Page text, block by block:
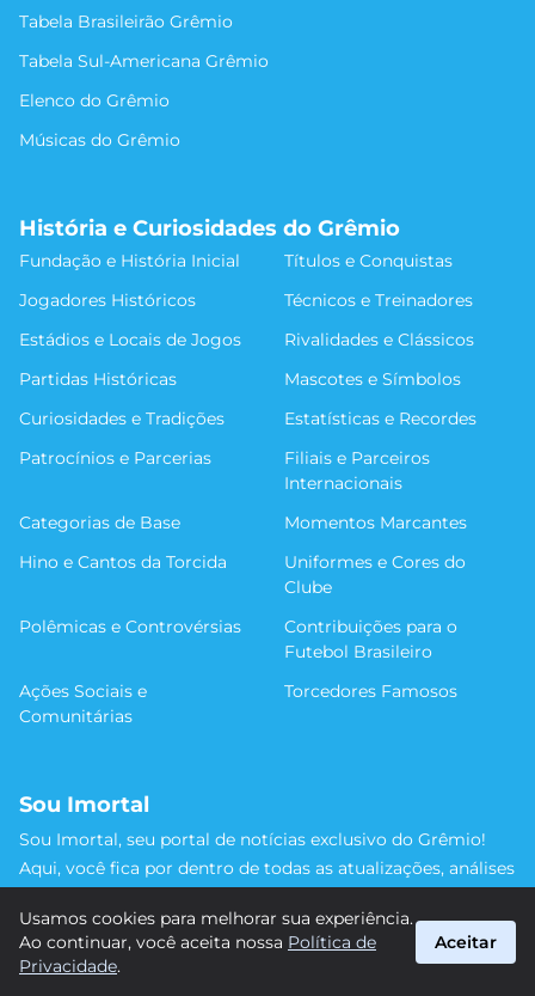
Tabela Brasileirão Grêmio
Tabela Sul-Americana Grêmio
Elenco do Grêmio
Músicas do Grêmio
História e Curiosidades do Grêmio
Fundação e História Inicial
Títulos e Conquistas
Jogadores Históricos
Técnicos e Treinadores
Estádios e Locais de Jogos
Rivalidades e Clássicos
Partidas Históricas
Mascotes e Símbolos
Curiosidades e Tradições
Estatísticas e Recordes
Patrocínios e Parcerias
Filiais e Parceiros
Internacionais
Categorias de Base
Momentos Marcantes
Hino e Cantos da Torcida
Uniformes e Cores do
Clube
Polêmicas e Controvérsias
Contribuições para o
Futebol Brasileiro
Ações Sociais e
Comunitárias
Torcedores Famosos
Sou Imortal
Sou Imortal, seu portal de notícias exclusivo do Grêmio!
Aqui, você fica por dentro de todas as atualizações, análises
detalhe da trajetória do nosso time rumo às vitórias!
#Grêmio #SouImortal
Usamos cookies para melhorar sua experiência.
Ao continuar, você aceita nossa Política de
Privacidade.
Aceitar